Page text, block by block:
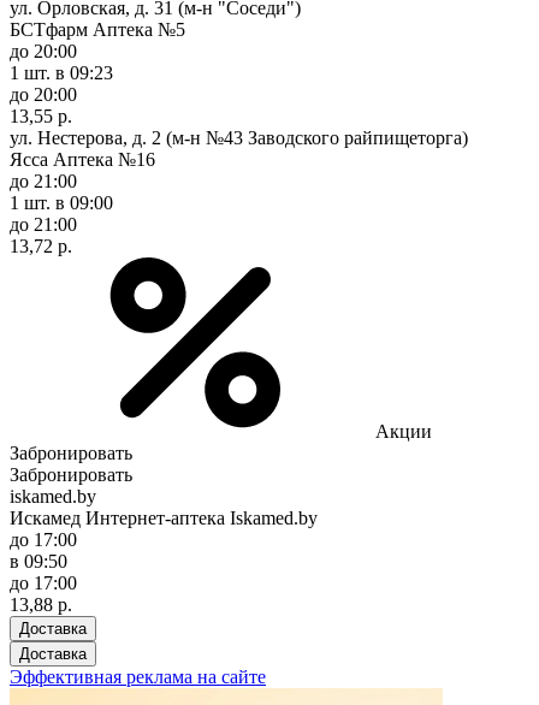
ул. Орловская, д. 31 (м-н "Соседи")
БСТфарм Аптека №5
до 20:00
1 шт. в 09:23
до 20:00
13,55 р.
ул. Нестерова, д. 2 (м-н №43 Заводского райпищеторга)
Ясса Аптека №16
до 21:00
1 шт. в 09:00
до 21:00
13,72 р.
Акции
Забронировать
Забронировать
iskamed.by
Искамед Интернет-аптека Iskamed.by
до 17:00
в 09:50
до 17:00
13,88 р.
Доставка
Доставка
Эффективная реклама на сайте